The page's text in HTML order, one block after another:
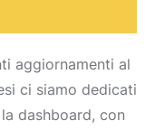
aggiornamenti al
ci siamo dedicati
dashboard, con